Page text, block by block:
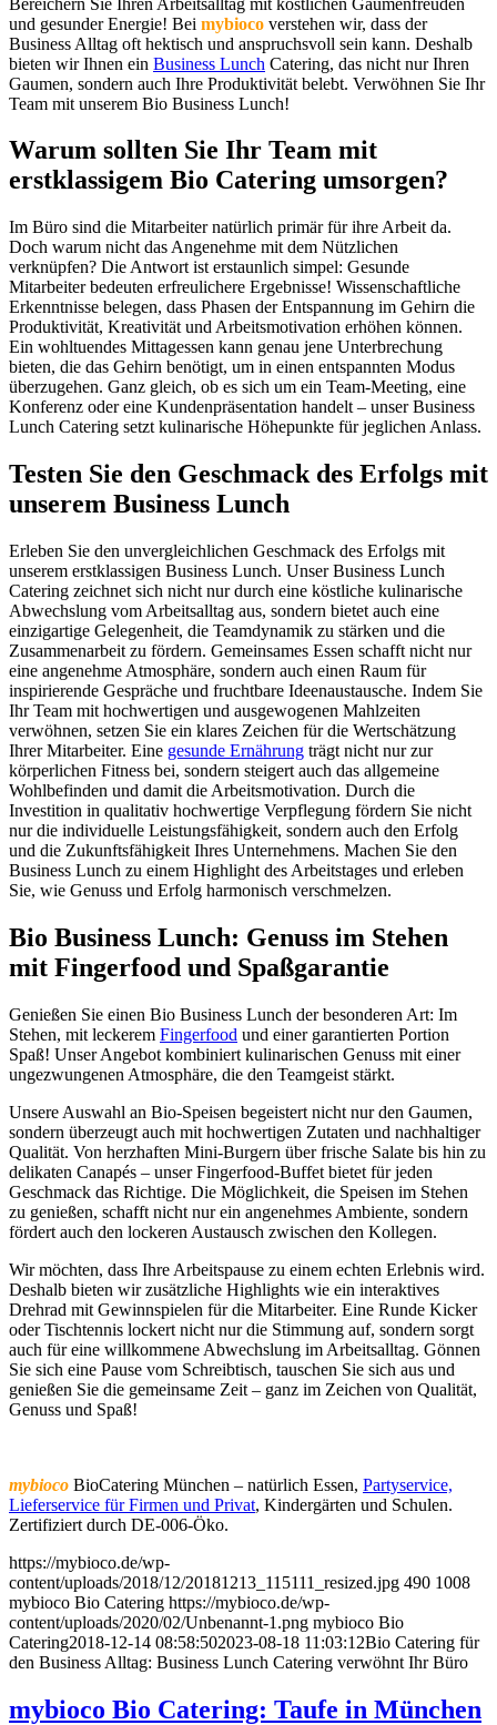
und gesunder Energie! Bei mybioco verstehen wir, dass der
Business Alltag oft hektisch und anspruchsvoll sein kann. Deshalb
bieten wir Ihnen ein Business Lunch Catering, das nicht nur Ihren
Gaumen, sondern auch Ihre Produktivität belebt. Verwöhnen Sie Ihr
Team mit unserem Bio Business Lunch!
Warum sollten Sie Ihr Team mit
erstklassigem Bio Catering umsorgen?
Im Büro sind die Mitarbeiter natürlich primär für ihre Arbeit da.
Doch warum nicht das Angenehme mit dem Nützlichen
verknüpfen? Die Antwort ist erstaunlich simpel: Gesunde
Mitarbeiter bedeuten erfreulichere Ergebnisse! Wissenschaftliche
Erkenntnisse belegen, dass Phasen der Entspannung im Gehirn die
Produktivität, Kreativität und Arbeitsmotivation erhöhen können.
Ein wohltuendes Mittagessen kann genau jene Unterbrechung
bieten, die das Gehirn benötigt, um in einen entspannten Modus
überzugehen. Ganz gleich, ob es sich um ein Team-Meeting, eine
Konferenz oder eine Kundenpräsentation handelt – unser Business
Lunch Catering setzt kulinarische Höhepunkte für jeglichen Anlass.
Testen Sie den Geschmack des Erfolgs mit
unserem Business Lunch
Erleben Sie den unvergleichlichen Geschmack des Erfolgs mit
unserem erstklassigen Business Lunch. Unser Business Lunch
Catering zeichnet sich nicht nur durch eine köstliche kulinarische
Abwechslung vom Arbeitsalltag aus, sondern bietet auch eine
einzigartige Gelegenheit, die Teamdynamik zu stärken und die
Zusammenarbeit zu fördern. Gemeinsames Essen schafft nicht nur
eine angenehme Atmosphäre, sondern auch einen Raum für
inspirierende Gespräche und fruchtbare Ideenaustausche. Indem Sie
Ihr Team mit hochwertigen und ausgewogenen Mahlzeiten
verwöhnen, setzen Sie ein klares Zeichen für die Wertschätzung
Ihrer Mitarbeiter. Eine gesunde Ernährung trägt nicht nur zur
körperlichen Fitness bei, sondern steigert auch das allgemeine
Wohlbefinden und damit die Arbeitsmotivation. Durch die
Investition in qualitativ hochwertige Verpflegung fördern Sie nicht
nur die individuelle Leistungsfähigkeit, sondern auch den Erfolg
und die Zukunftsfähigkeit Ihres Unternehmens. Machen Sie den
Business Lunch zu einem Highlight des Arbeitstages und erleben
Sie, wie Genuss und Erfolg harmonisch verschmelzen.
Bio Business Lunch: Genuss im Stehen
mit Fingerfood und Spaßgarantie
Genießen Sie einen Bio Business Lunch der besonderen Art: Im
Stehen, mit leckerem Fingerfood und einer garantierten Portion
Spaß! Unser Angebot kombiniert kulinarischen Genuss mit einer
ungezwungenen Atmosphäre, die den Teamgeist stärkt.
Unsere Auswahl an Bio-Speisen begeistert nicht nur den Gaumen,
sondern überzeugt auch mit hochwertigen Zutaten und nachhaltiger
Qualität. Von herzhaften Mini-Burgern über frische Salate bis hin zu
delikaten Canapés – unser Fingerfood-Buffet bietet für jeden
Geschmack das Richtige. Die Möglichkeit, die Speisen im Stehen
zu genießen, schafft nicht nur ein angenehmes Ambiente, sondern
fördert auch den lockeren Austausch zwischen den Kollegen.
Wir möchten, dass Ihre Arbeitspause zu einem echten Erlebnis wird.
Deshalb bieten wir zusätzliche Highlights wie ein interaktives
Drehrad mit Gewinnspielen für die Mitarbeiter. Eine Runde Kicker
oder Tischtennis lockert nicht nur die Stimmung auf, sondern sorgt
auch für eine willkommene Abwechslung im Arbeitsalltag. Gönnen
Sie sich eine Pause vom Schreibtisch, tauschen Sie sich aus und
genießen Sie die gemeinsame Zeit – ganz im Zeichen von Qualität,
Genuss und Spaß!
mybioco BioCatering München – natürlich Essen, Partyservice,
Lieferservice für Firmen und Privat, Kindergärten und Schulen.
Zertifiziert durch DE-006-Öko.
https://mybioco.de/wp-
content/uploads/2018/12/20181213_115111_resized.jpg 490 1008
mybioco Bio Catering https://mybioco.de/wp-
content/uploads/2020/02/Unbenannt-1.png mybioco Bio
Catering2018-12-14 08:58:502023-08-18 11:03:12Bio Catering für
den Business Alltag: Business Lunch Catering verwöhnt Ihr Büro
mybioco Bio Catering: Taufe in München